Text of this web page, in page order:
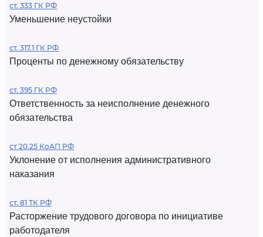
ст. 333 ГК РФ
Уменьшение неустойки
ст. 317.1 ГК РФ
Проценты по денежному обязательству
ст. 395 ГК РФ
Ответственность за неисполнение денежного
обязательства
ст 20.25 КоАП РФ
Уклонение от исполнения административного
наказания
ст. 81 ТК РФ
Расторжение трудового договора по инициативе
работодателя